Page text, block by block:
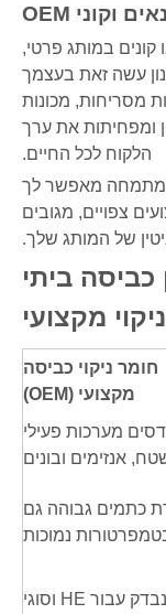
קונים במותג פרטי,
עשה זאת בעצמך
מסריחות, מכונות
ומפחיתות את ערך
הלקוח לכל החיים.
שיתוף פעולה עם יצרן חומרי ניקוי OEM מתמחה מאפשר לך
צפויים, מגובים
של המותג שלך.
כביסה ביתי
מקצועי
חומר ניקוי כביסה
מקצועי (OEM)
מערכות פעילי
אנזימים ובונים
כתמים גבוהה גם
נמוכות
נבדק עבור HE וסוגי